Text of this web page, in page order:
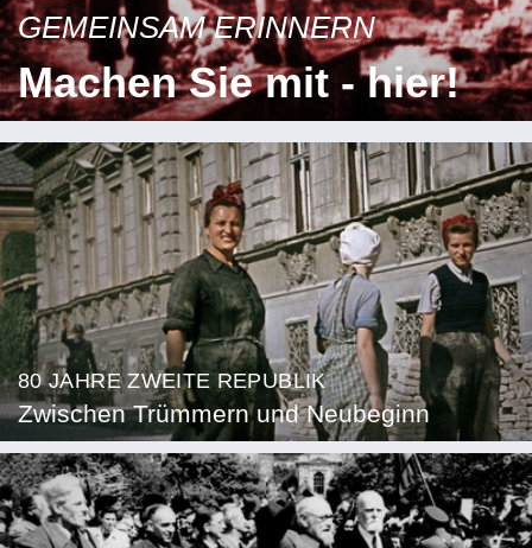
GEMEINSAM ERINNERN
Machen Sie mit - hier!
80 JAHRE ZWEITE REPUBLIK
Zwischen Trümmern und Neubeginn